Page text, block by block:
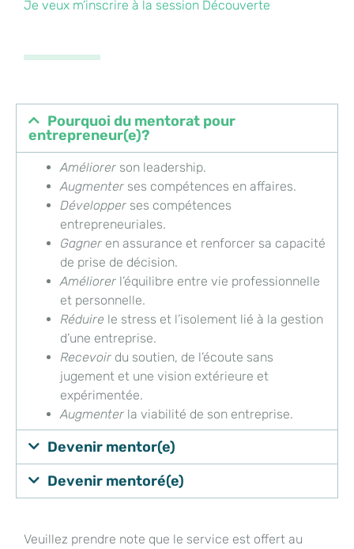
Je veux m’inscrire à la session Découverte
Pourquoi du mentorat pour
entrepreneur(e)?
Améliorer son leadership.
Augmenter ses compétences en affaires.
Développer ses compétences
entrepreneuriales.
Gagner en assurance et renforcer sa capacité
de prise de décision.
Améliorer l’équilibre entre vie professionnelle
et personnelle.
Réduire le stress et l’isolement lié à la gestion
d’une entreprise.
Recevoir du soutien, de l’écoute sans
jugement et une vision extérieure et
expérimentée.
Augmenter la viabilité de son entreprise.
Devenir mentor(e)
Devenir mentoré(e)
Veuillez prendre note que le service est offert au